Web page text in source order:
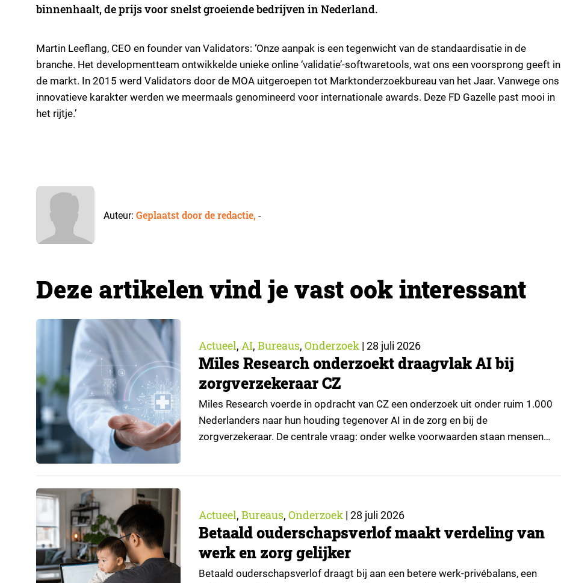
binnenhaalt, de prijs voor snelst groeiende bedrijven in Nederland.
Martin Leeflang, CEO en founder van Validators: ‘Onze aanpak is een tegenwicht van de standaardisatie in de
branche. Het developmentteam ontwikkelde unieke online ‘validatie’-softwaretools, wat ons een voorsprong geeft in
de markt. In 2015 werd Validators door de MOA uitgeroepen tot Marktonderzoekbureau van het Jaar. Vanwege ons
innovatieve karakter werden we meermaals genomineerd voor internationale awards. Deze FD Gazelle past mooi in
het rijtje.’
Auteur: Geplaatst door de redactie, -
Deze artikelen vind je vast ook interessant
Actueel, AI, Bureaus, Onderzoek | 28 juli 2026
Miles Research onderzoekt draagvlak AI bij
zorgverzekeraar CZ
Miles Research voerde in opdracht van CZ een onderzoek uit onder ruim 1.000
Nederlanders naar hun houding tegenover AI in de zorg en bij de
zorgverzekeraar. De centrale vraag: onder welke voorwaarden staan mensen
Actueel, Bureaus, Onderzoek | 28 juli 2026
Betaald ouderschapsverlof maakt verdeling van
werk en zorg gelijker
Betaald ouderschapsverlof draagt bij aan een betere werk-privébalans, een